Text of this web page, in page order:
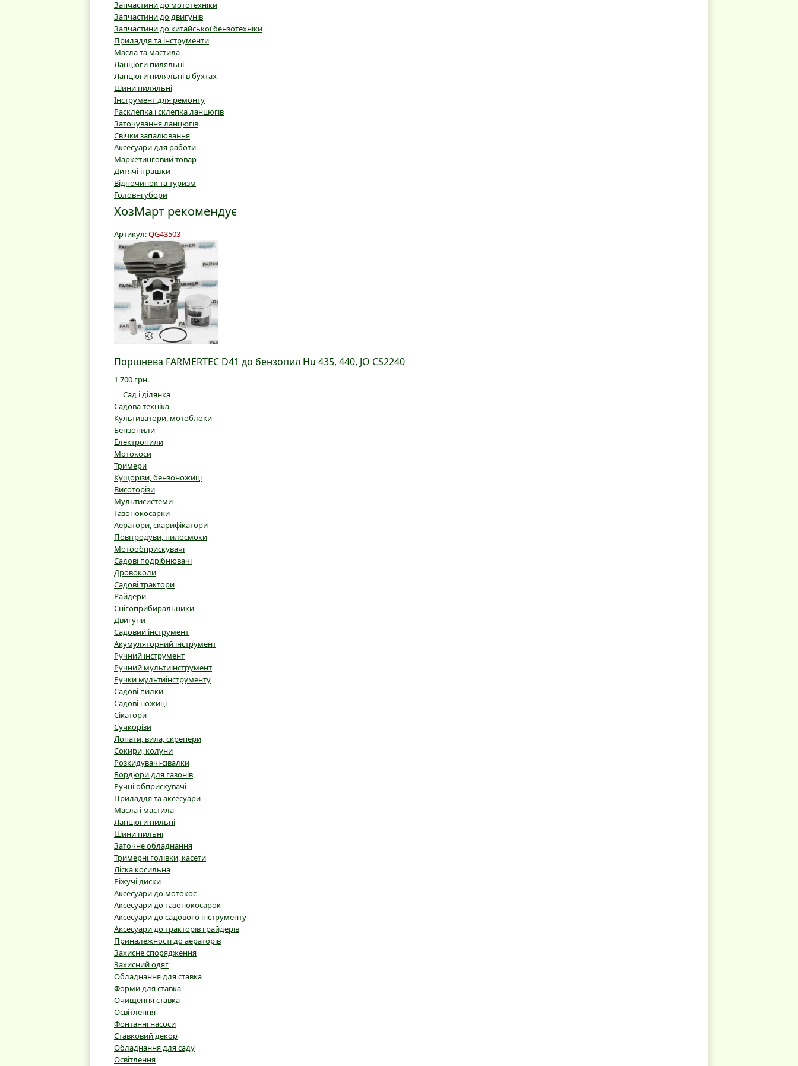
Запчастини до мототехніки
Запчастини до двигунів
Запчастини до китайської бензотехніки
Приладдя та інструменти
Масла та мастила
Ланцюги пиляльні
Ланцюги пиляльні в бухтах
Шини пиляльні
Інструмент для ремонту
Расклепка і склепка ланцюгів
Заточування ланцюгів
Свічки запалювання
Аксесуари для работи
Маркетинговий товар
Дитячі іграшки
Відпочинок та туризм
Головні убори
ХозМарт рекомендує
Артикул:QG43503
Поршнева FARMERTEC D41 до бензопил Hu 435, 440, JO CS2240
1 700 грн.
Сад і ділянка
Садова техніка
Культиватори, мотоблоки
Бензопили
Електропили
Мотокоси
Тримери
Кущорізи, бензоножиці
Висоторізи
Мультисистеми
Газонокосарки
Аератори, скарифікатори
Повітродуви, пилосмоки
Мотообприскувачі
Садові подрібнювачі
Дровоколи
Садові трактори
Райдери
Снігоприбиральники
Двигуни
Садовий інструмент
Акумуляторний інструмент
Ручний інструмент
Ручний мультиінструмент
Ручки мультиінструменту
Садові пилки
Садові ножиці
Сікатори
Сучкорізи
Лопати, вила, скрепери
Сокири, колуни
Розкидувачі-сівалки
Бордюри для газонів
Ручні обприскувачі
Приладдя та аксесуари
Масла і мастила
Ланцюги пильні
Шини пильні
Заточне обладнання
Тримерні голівки, касети
Ліска косильна
Ріжучі диски
Аксесуари до мотокос
Аксесуари до газонокосарок
Аксесуари до садового інструменту
Аксесуари до тракторів і райдерів
Приналежності до аераторів
Захисне спорядження
Захисний одяг
Обладнання для ставка
Форми для ставка
Очищення ставка
Освітлення
Фонтанні насоси
Ставковий декор
Обладнання для саду
Освітлення